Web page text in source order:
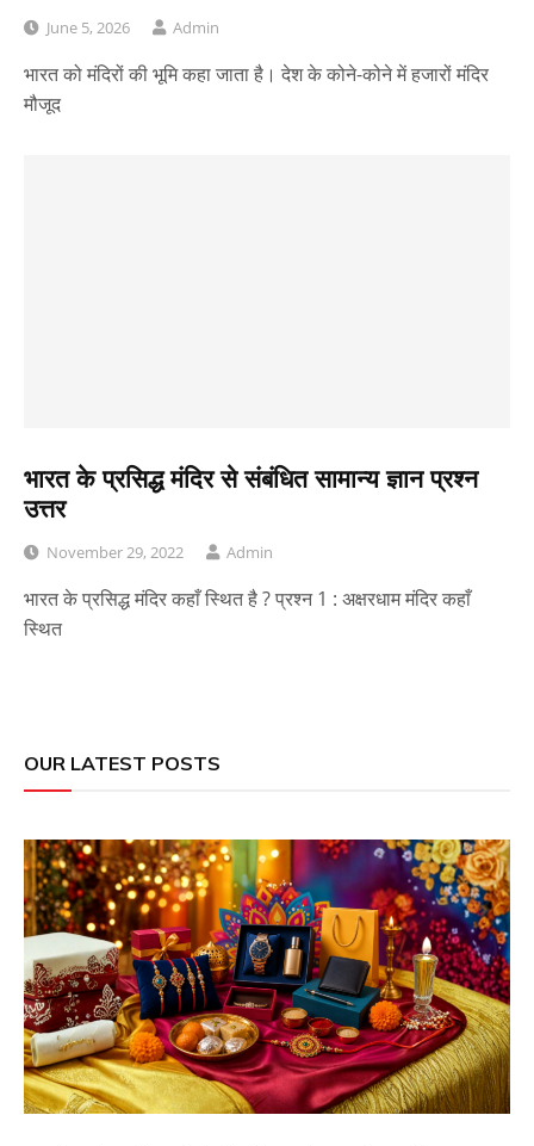
June 5, 2026 Admin
भारत को मंदिरों की भूमि कहा जाता है। देश के कोने-कोने में हजारों मंदिर
मौजूद
भारत के प्रसिद्ध मंदिर से संबंधित सामान्य ज्ञान प्रश्न
उत्तर
November 29, 2022 Admin
भारत के प्रसिद्ध मंदिर कहाँ स्थित है ? प्रश्न 1 : अक्षरधाम मंदिर कहाँ
स्थित
OUR LATEST POSTS